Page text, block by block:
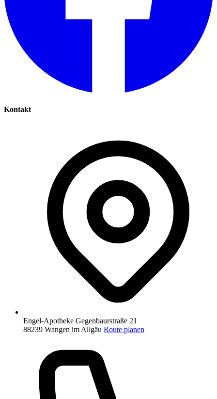
Kontakt
Engel-Apotheke Gegenbaurstraße 21
88239 Wangen im Allgäu Route planen